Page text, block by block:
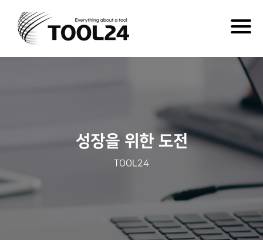
성장을 위한 도전
TOOL24